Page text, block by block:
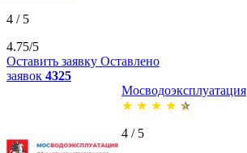
4 / 5
4.75/5
Оставить заявку Оставлено
заявок 4325
Мосводоэксплуатация
★ ★ ★ ★ ★
4 / 5